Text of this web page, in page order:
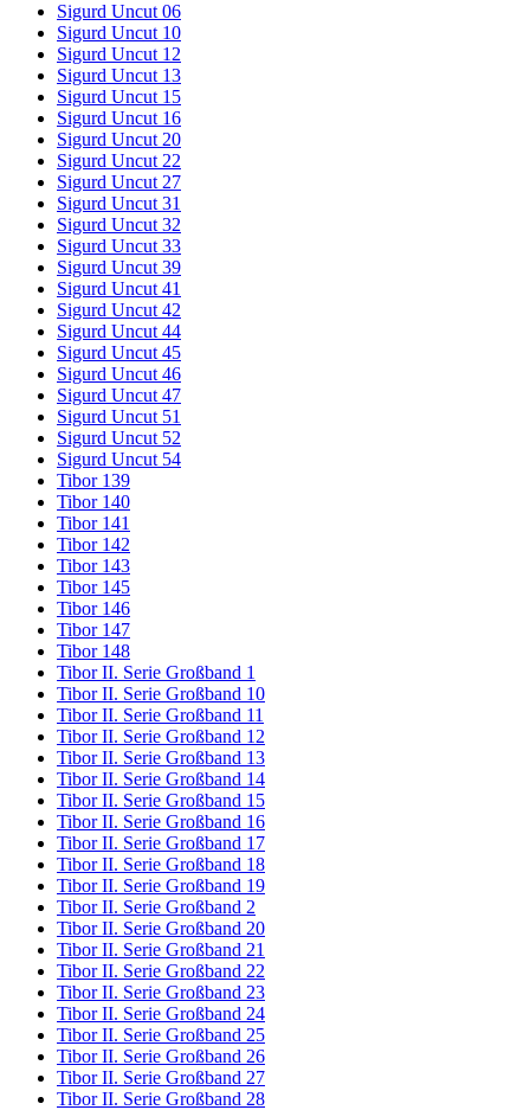
Sigurd Uncut 06
Sigurd Uncut 10
Sigurd Uncut 12
Sigurd Uncut 13
Sigurd Uncut 15
Sigurd Uncut 16
Sigurd Uncut 20
Sigurd Uncut 22
Sigurd Uncut 27
Sigurd Uncut 31
Sigurd Uncut 32
Sigurd Uncut 33
Sigurd Uncut 39
Sigurd Uncut 41
Sigurd Uncut 42
Sigurd Uncut 44
Sigurd Uncut 45
Sigurd Uncut 46
Sigurd Uncut 47
Sigurd Uncut 51
Sigurd Uncut 52
Sigurd Uncut 54
Tibor 139
Tibor 140
Tibor 141
Tibor 142
Tibor 143
Tibor 145
Tibor 146
Tibor 147
Tibor 148
Tibor II. Serie Großband 1
Tibor II. Serie Großband 10
Tibor II. Serie Großband 11
Tibor II. Serie Großband 12
Tibor II. Serie Großband 13
Tibor II. Serie Großband 14
Tibor II. Serie Großband 15
Tibor II. Serie Großband 16
Tibor II. Serie Großband 17
Tibor II. Serie Großband 18
Tibor II. Serie Großband 19
Tibor II. Serie Großband 2
Tibor II. Serie Großband 20
Tibor II. Serie Großband 21
Tibor II. Serie Großband 22
Tibor II. Serie Großband 23
Tibor II. Serie Großband 24
Tibor II. Serie Großband 25
Tibor II. Serie Großband 26
Tibor II. Serie Großband 27
Tibor II. Serie Großband 28